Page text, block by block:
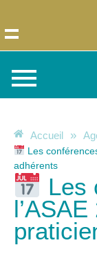
Accueil »
Les
adhérents
Les